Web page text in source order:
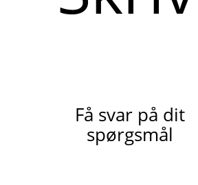
Få svar på dit
spørgsmål